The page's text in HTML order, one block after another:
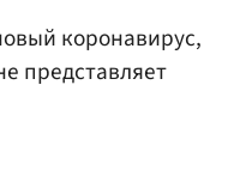
коронавирус,
представляет